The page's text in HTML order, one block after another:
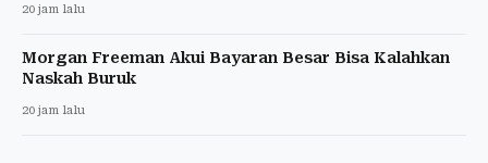
20 jam lalu
Morgan Freeman Akui Bayaran Besar Bisa Kalahkan
Naskah Buruk
20 jam lalu